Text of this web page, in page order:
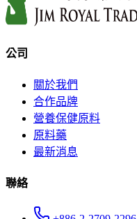
公司
關於我們
合作品牌
營養保健原料
原料藥
最新消息
聯絡